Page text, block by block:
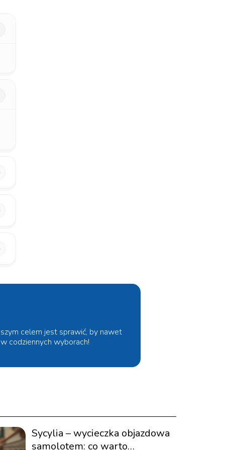
celem jest sprawić, by nawet
codziennych wyborach!
Sycylia – wycieczka objazdowa
samolotem: co warto